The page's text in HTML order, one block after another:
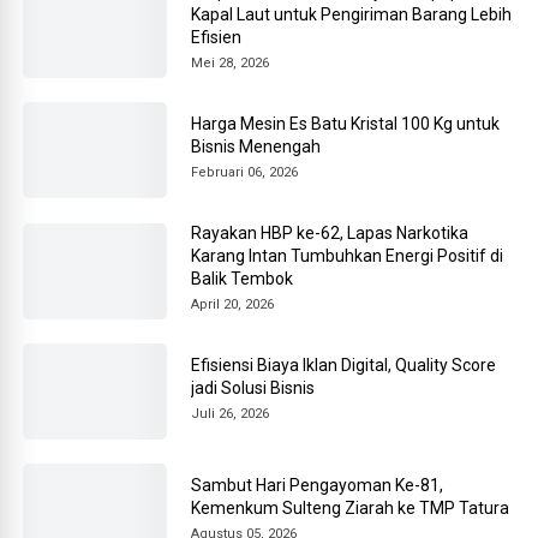
Kapal Laut untuk Pengiriman Barang Lebih
Efisien
Mei 28, 2026
Harga Mesin Es Batu Kristal 100 Kg untuk
Bisnis Menengah
Februari 06, 2026
Rayakan HBP ke-62, Lapas Narkotika
Karang Intan Tumbuhkan Energi Positif di
Balik Tembok
April 20, 2026
Efisiensi Biaya Iklan Digital, Quality Score
jadi Solusi Bisnis
Juli 26, 2026
Sambut Hari Pengayoman Ke-81,
Kemenkum Sulteng Ziarah ke TMP Tatura
Agustus 05, 2026